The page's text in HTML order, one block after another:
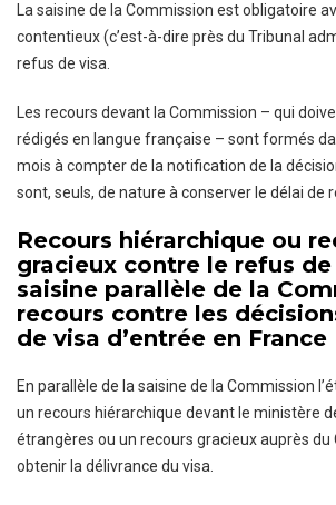
La saisine de la Commission est obligatoire
contentieux (c’est-à-dire près du Tribunal
refus de visa.
Les recours devant la Commission – qui
rédigés en langue française – sont formés
mois à compter de la notification de la
sont, seuls, de nature à conserver le délai de
Recours hiérarchique ou
gracieux contre le refus de
saisine parallèle de la
recours contre les
de visa d’entrée en France
En parallèle de la saisine de la Commission
un recours hiérarchique devant le ministère
étrangères ou un recours gracieux auprès du
obtenir la délivrance du visa.